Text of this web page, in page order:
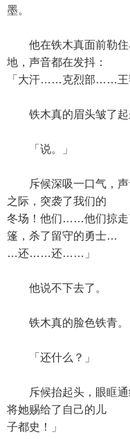
墨。
他在铁木真面前勒住
地，声音都在发抖：
「大汗……克烈部……
铁木真的眉头皱了起
「说。」
斥候深吸一口气，声
之际，突袭了我们的
冬场！他们……他们掠走
篷，杀了留守的勇士…
…还……还……」
他说不下去了。
铁木真的脸色铁青。
「还什么？」
斥候抬起头，眼眶通
将她赐给了自己的儿
子都史！」